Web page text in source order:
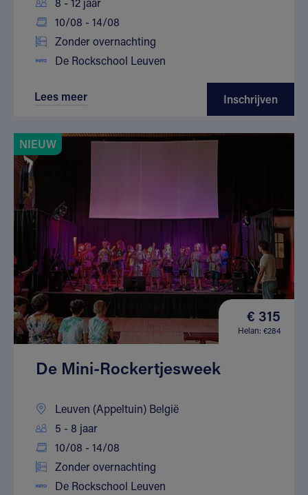
10/08 - 14/08
Zonder overnachting
De Rockschool Leuven
Lees meer Inschrijven
NIEUW
€ 315
Helan: €284
De Mini-Rockertjesweek
Leuven (Appeltuin) België
5 - 8 jaar
10/08 - 14/08
Zonder overnachting
De Rockschool Leuven